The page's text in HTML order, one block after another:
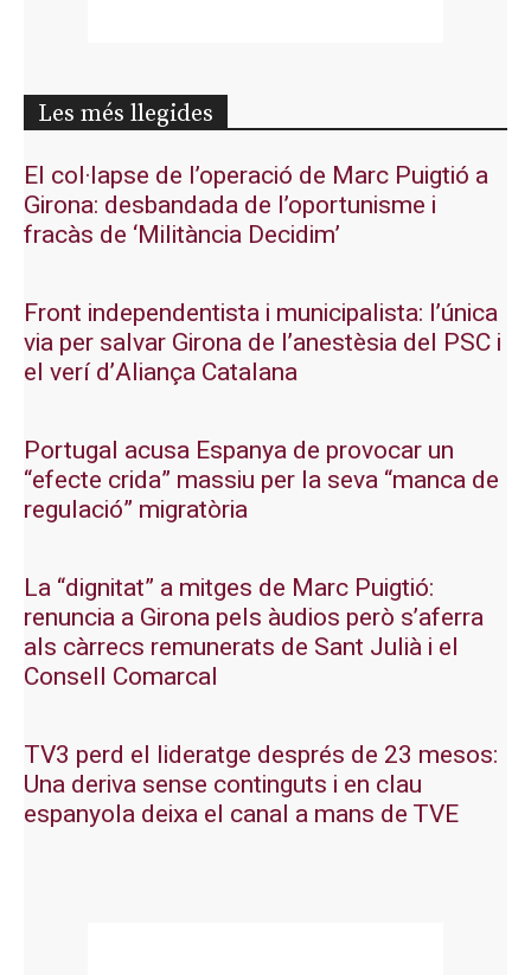
Les més llegides
El col·lapse de l’operació de Marc Puigtió a
Girona: desbandada de l’oportunisme i
fracàs de ‘Militància Decidim’
Front independentista i municipalista: l’única
via per salvar Girona de l’anestèsia del PSC i
el verí d’Aliança Catalana
Portugal acusa Espanya de provocar un
“efecte crida” massiu per la seva “manca de
regulació” migratòria
La “dignitat” a mitges de Marc Puigtió:
renuncia a Girona pels àudios però s’aferra
als càrrecs remunerats de Sant Julià i el
Consell Comarcal
TV3 perd el lideratge després de 23 mesos:
Una deriva sense continguts i en clau
espanyola deixa el canal a mans de TVE